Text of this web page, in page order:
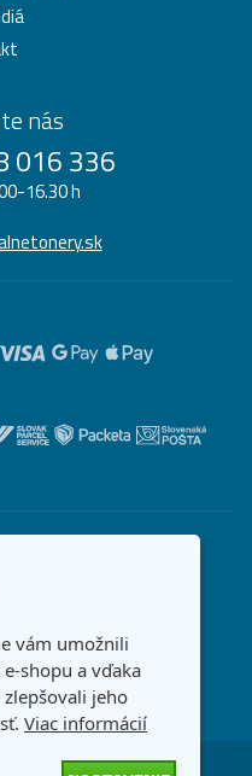
nás
016 336
16.30 h
vám umožnili
shopu a vďaka
jeho
Viac informácií